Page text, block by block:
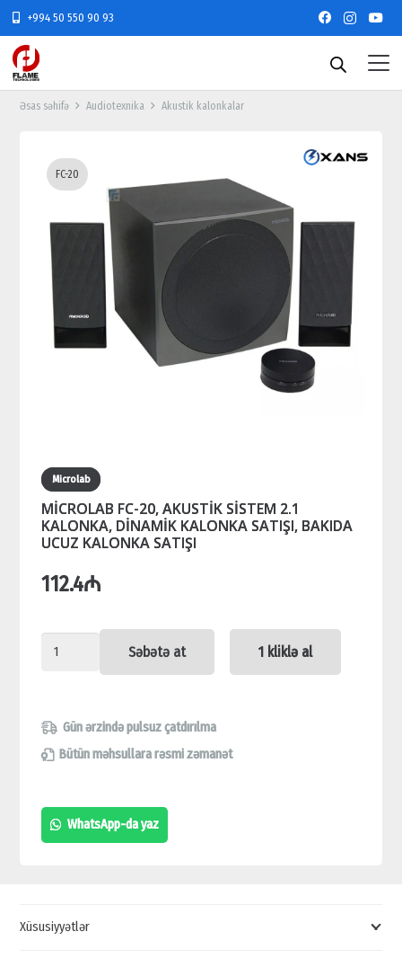
+994 50 550 90 93
Əsas səhifə Audiotexnika Akustik kalonkalar
FC-20
Microlab
MİCROLAB FC-20, AKUSTİK SİSTEM 2.1
KALONKA, DİNAMİK KALONKA SATIŞI, BAKIDA
UCUZ KALONKA SATIŞI
112.4₼
MİCROLAB
AKUSTİK
SİSTEM
KALONKA,
DİNAMİK
Səbətə at 1 kliklə al
Gün ərzində pulsuz çatdırılma
Bütün məhsullara rəsmi zəmanət
WhatsApp-da yaz
Xüsusiyyətlər